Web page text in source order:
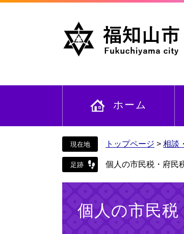
文
ホーム
トップページ > 相談
個人の市民税・府民
個人の市民税